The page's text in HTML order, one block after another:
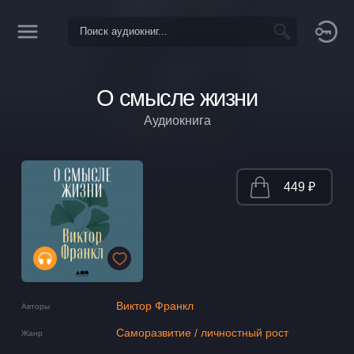
О смысле жизни
Аудиокнига
Авторы Виктор Франкл
Жанр Саморазвитие / личностный рост
449 ₽